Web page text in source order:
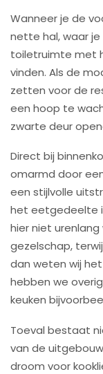
Wanneer je de
nette hal, waar
toiletruimte met
vinden. Als de
zetten voor de
een hoop te
zwarte deur
Direct bij
omarmd door
een stijlvolle
het eetgedeelte
hier niet
gezelschap,
dan weten wij
hebben we
keuken
Toeval bestaat
van de
droom voor